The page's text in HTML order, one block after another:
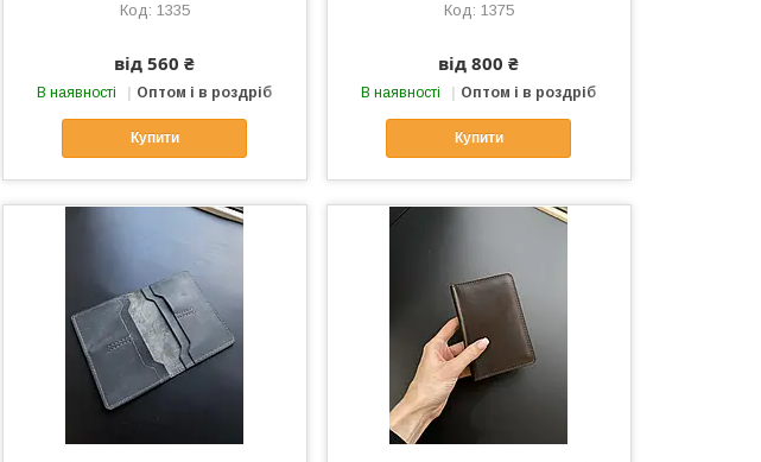
1335
від 560 ₴
В наявності Оптом і в роздріб
Купити
1375
від 800 ₴
В наявності Оптом і в роздріб
Купити